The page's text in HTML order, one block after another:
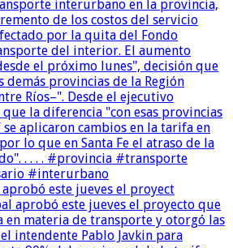
este jueves el proyect